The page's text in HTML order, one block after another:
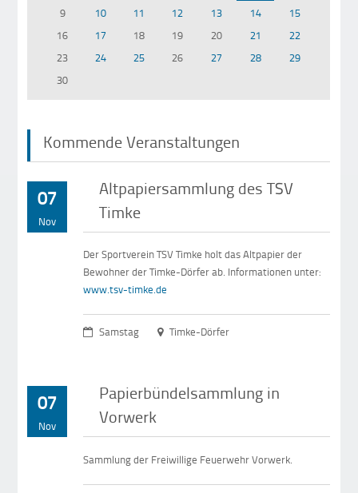
9
10 11 12 13 14
15
16
17 18 19 20 21
22
23
24 25 26 27 28
29
30
Kommende Veranstaltungen
07
Nov
Altpapiersammlung des TSV
Timke
Der Sportverein TSV Timke holt das Altpapier der
Bewohner der Timke-Dörfer ab. Informationen unter:
www.tsv-timke.de
Samstag Timke-Dörfer
07
Nov
Papierbündelsammlung in
Vorwerk
Sammlung der Freiwillige Feuerwehr Vorwerk.